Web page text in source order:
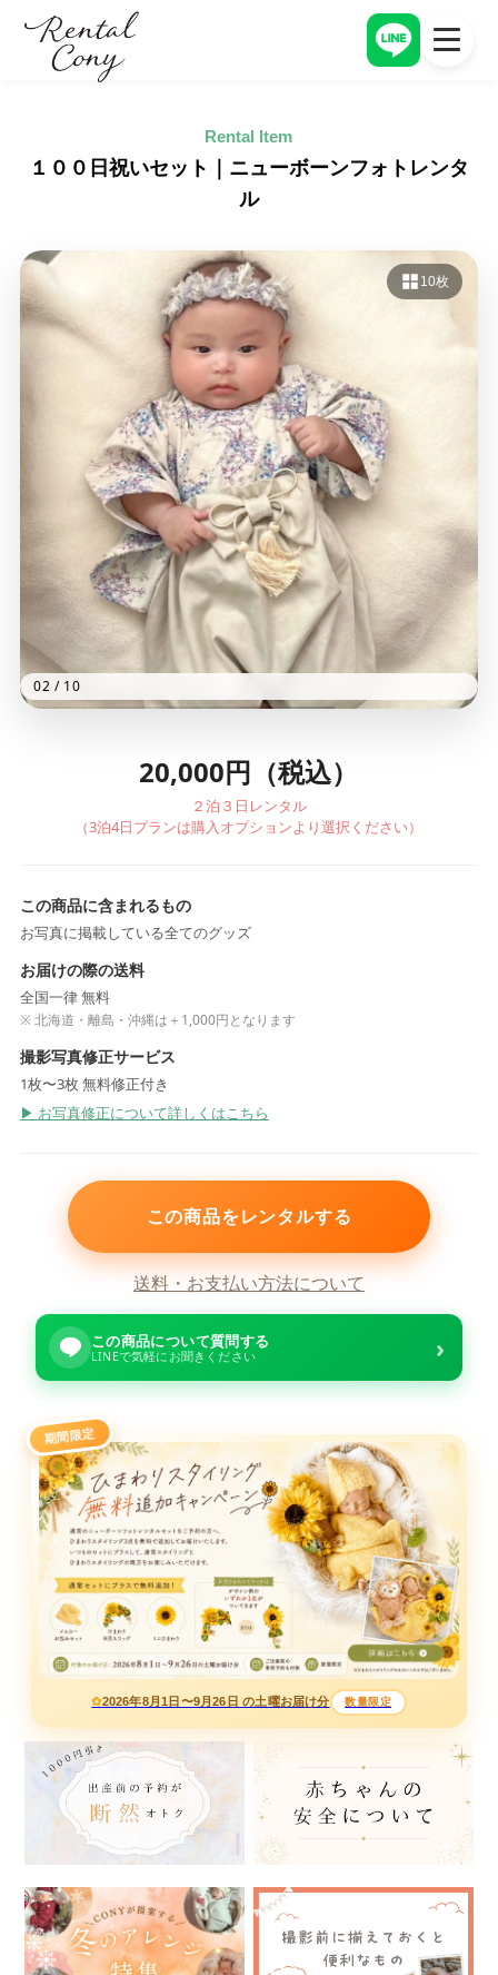
ITEM
レンタルの流れ
料金
CONYについて
CONY
TOP PAGE
アイテム一覧
オプション一覧
レンタルの流れ
ITEM
料金
PRICE
お客様レビュー
CONY
CONYについて
CONY
よくある質問
CONY
Rental Item
１００日祝いセット｜ニューボーンフォトレンタ
ル
10枚
02 / 10
20,000円（税込）
２泊３日レンタル
（3泊4日プランは購入オプションより選択ください）
この商品に含まれるもの
お写真に掲載している全てのグッズ
お届けの際の送料
全国一律 無料
※ 北海道・離島・沖縄は＋1,000円となります
撮影写真修正サービス
1枚〜3枚 無料修正付き
▶ お写真修正について詳しくはこちら
この商品をレンタルする
送料・お支払い方法について
この商品について質問する
LINEで気軽にお聞きください ›
期間限定
2026年8月1日〜9月26日 の土曜お届け分 数量限定